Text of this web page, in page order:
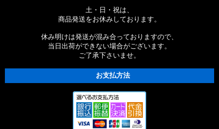
【シマノ】20ストラディックSW［STRADIC SW］対応 カスタ
【シマノ】18ストラディックSW［STRADIC SW］対応 カスタ
【シマノ】15-16ストラディック［STRADIC］対応 カスタムパ
【シマノ】17サステイン［SUSTAIN］対応 カスタムパーツ
土・日・祝は、
商品発送をお休みしております。
休み明けは発送が混み合っておりますので、
当日出荷ができない場合がございます。
ご了承下さいませ。
お支払方法